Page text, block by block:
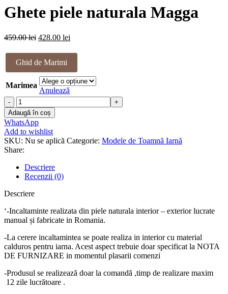
fost:
este:
428.00 lei.
Ghete piele naturala Magga
459.00lei Prețul
a
fost:
459.00 lei.
428.00 lei
este:
Ghid de Marimi
Marimea
Anulează
Cantitate
Ghete
piele
naturala
Magga
Adaugă în coș
WhatsApp
Add to wishlist
SKU: Nu se aplică Categorie: Modele de Toamnă Iarnă
Share:
Descriere
Recenzii (0)
Descriere
‘-Incaltaminte realizata din piele naturala interior – exterior lucrate
manual și fabricate in Romania.
-La cerere incaltamintea se poate realiza in interior cu material
calduros pentru iarna. Acest aspect trebuie doar specificat la NOTA
DE FURNIZARE in momentul plasarii comenzi
-Produsul se realizează doar la comandă ,timp de realizare maxim
12 zile lucrătoare .